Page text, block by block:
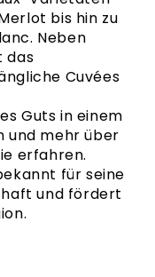
bis hin zu
. Neben
das
Cuvées
Guts in einem
und mehr über
erfahren.
für seine
und fördert